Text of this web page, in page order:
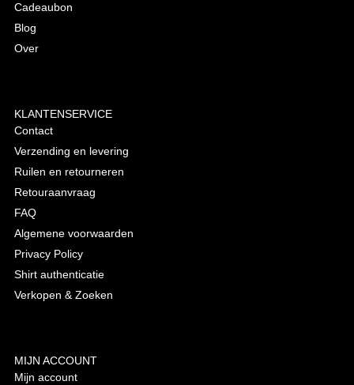
Cadeaubon
Blog
Over
KLANTENSERVICE
Contact
Verzending en levering
Ruilen en retourneren
Retouraanvraag
FAQ
Algemene voorwaarden
Privacy Policy
Shirt authenticatie
Verkopen & Zoeken
MIJN ACCOUNT
Mijn account